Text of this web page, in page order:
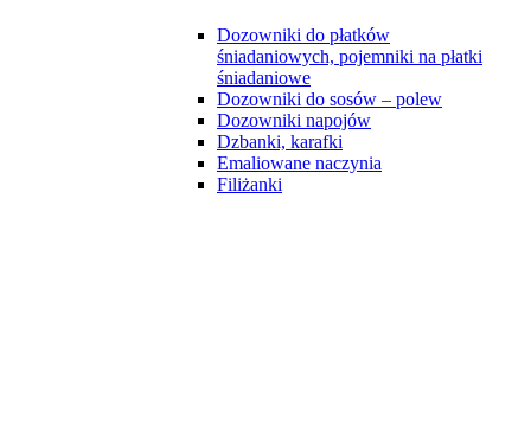
Dozowniki do płatków
śniadaniowych, pojemniki na płatki
śniadaniowe
Dozowniki do sosów – polew
Dozowniki napojów
Dzbanki, karafki
Emaliowane naczynia
Filiżanki